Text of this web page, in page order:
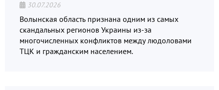
30.07.2026
Волынская область признана одним из самых
скандальных регионов Украины из-за
многочисленных конфликтов между людоловами
ТЦК и гражданским населением.